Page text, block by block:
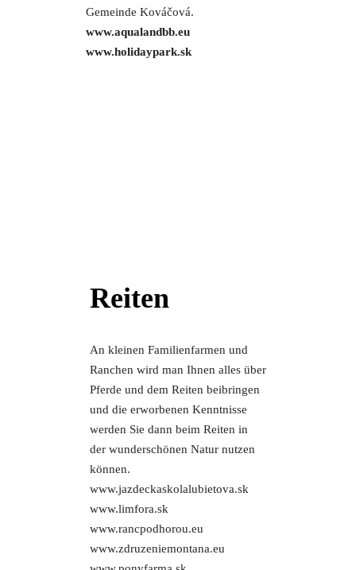
Gemeinde Kováčová.
www.aqualandbb.eu
www.holidaypark.sk
Reiten
An kleinen Familienfarmen und
Ranchen wird man Ihnen alles über
Pferde und dem Reiten beibringen
und die erworbenen Kenntnisse
werden Sie dann beim Reiten in
der wunderschönen Natur nutzen
können.
www.jazdeckaskolalubietova.sk
www.limfora.sk
www.rancpodhorou.eu
www.zdruzeniemontana.eu